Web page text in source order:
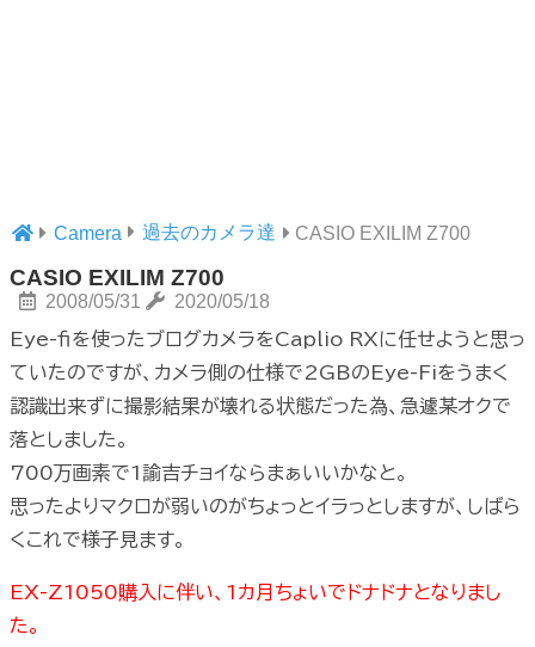
Camera 過去のカメラ達 CASIO EXILIM Z700
CASIO EXILIM Z700
2008/05/31 2020/05/18
Eye-fiを使ったブログカメラをCaplio RXに任せようと思っ
ていたのですが、カメラ側の仕様で2GBのEye-Fiをうまく
認識出来ずに撮影結果が壊れる状態だった為、急遽某オクで
落としました。
700万画素で1諭吉チョイならまぁいいかなと。
思ったよりマクロが弱いのがちょっとイラっとしますが、しばら
くこれで様子見ます。
EX-Z1050購入に伴い、1カ月ちょいでドナドナとなりまし
た。